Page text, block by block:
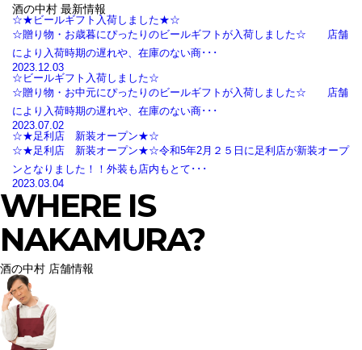
酒の中村 最新情報
☆★ビールギフト入荷しました★☆
☆贈り物・お歳暮にぴったりのビールギフトが入荷しました☆ 店舗
により入荷時期の遅れや、在庫のない商･･･
2023.12.03
☆ビールギフト入荷しました☆
☆贈り物・お中元にぴったりのビールギフトが入荷しました☆ 店舗
により入荷時期の遅れや、在庫のない商･･･
2023.07.02
☆★足利店 新装オープン★☆
☆★足利店 新装オープン★☆令和5年2月２５日に足利店が新装オープ
ンとなりました！！外装も店内もとて･･･
2023.03.04
WHERE IS
NAKAMURA?
酒の中村 店舗情報